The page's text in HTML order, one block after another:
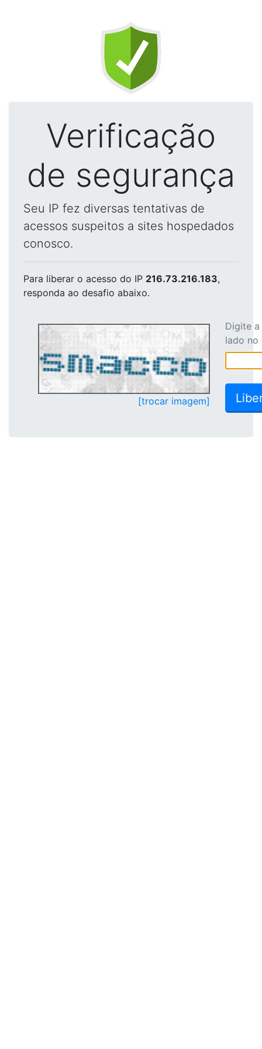
Verificação
de segurança
Seu IP fez diversas tentativas de
acessos suspeitos a sites hospedados
conosco.
Para liberar o acesso do IP 216.73.216.183,
responda ao desafio abaixo.
[trocar imagem]
Digite
lado no